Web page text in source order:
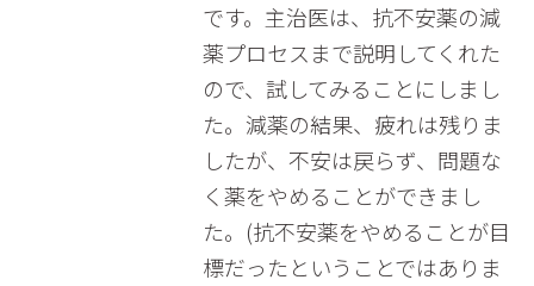
です。主治医は、抗不安薬の減
薬プロセスまで説明してくれた
ので、試してみることにしまし
た。減薬の結果、疲れは残りま
したが、不安は戻らず、問題な
く薬をやめることができまし
た。(抗不安薬をやめることが目
標だったということではありま